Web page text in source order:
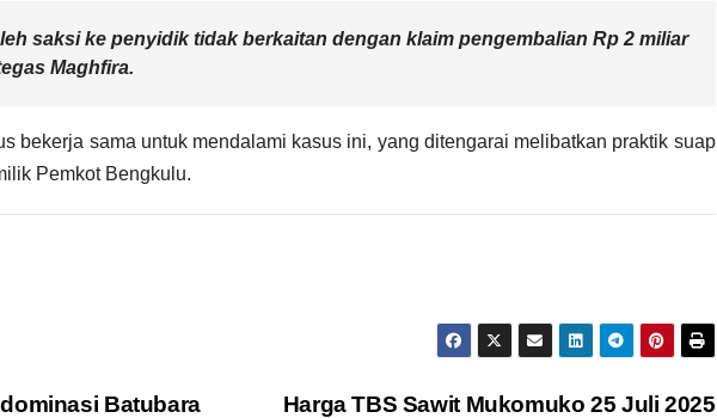
saksi ke penyidik tidak berkaitan dengan klaim pengembalian Rp 2 miliar
Maghfira.
bekerja sama untuk mendalami kasus ini, yang ditengarai melibatkan praktik suap
Pemkot Bengkulu.
Harga TBS Sawit Mukomuko 25 Juli 2025
Batubara